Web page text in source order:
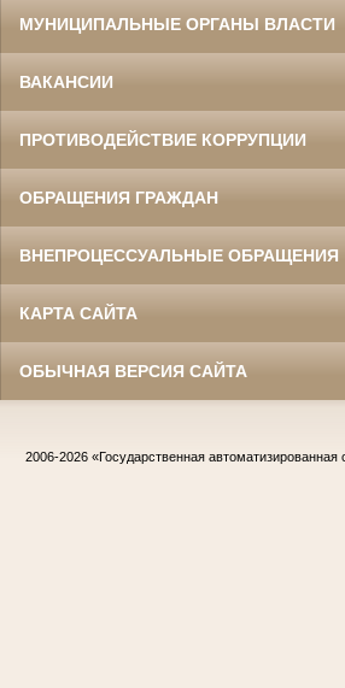
МУНИЦИПАЛЬНЫЕ ОРГАНЫ ВЛАСТИ
ВАКАНСИИ
ПРОТИВОДЕЙСТВИЕ КОРРУПЦИИ
ОБРАЩЕНИЯ ГРАЖДАН
ВНЕПРОЦЕССУАЛЬНЫЕ ОБРАЩЕНИЯ
КАРТА САЙТА
ОБЫЧНАЯ ВЕРСИЯ САЙТА
2006-2026 «Государственная